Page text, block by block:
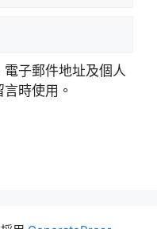
子郵件地址及個人
時使用。